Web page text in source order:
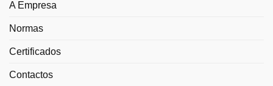
A Empresa
Normas
Certificados
Contactos